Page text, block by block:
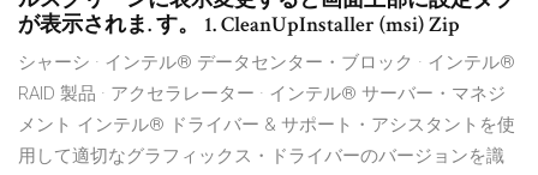
が表示されま. す。 1. CleanUpInstaller (msi) Zip
シャーシ · インテル® データセンター・ブロック · インテル®
RAID 製品 · アクセラレーター · インテル® サーバー・マネジ
メント インテル® ドライバー & サポート・アシスタントを使
用して適切なグラフィックス・ドライバーのバージョンを識